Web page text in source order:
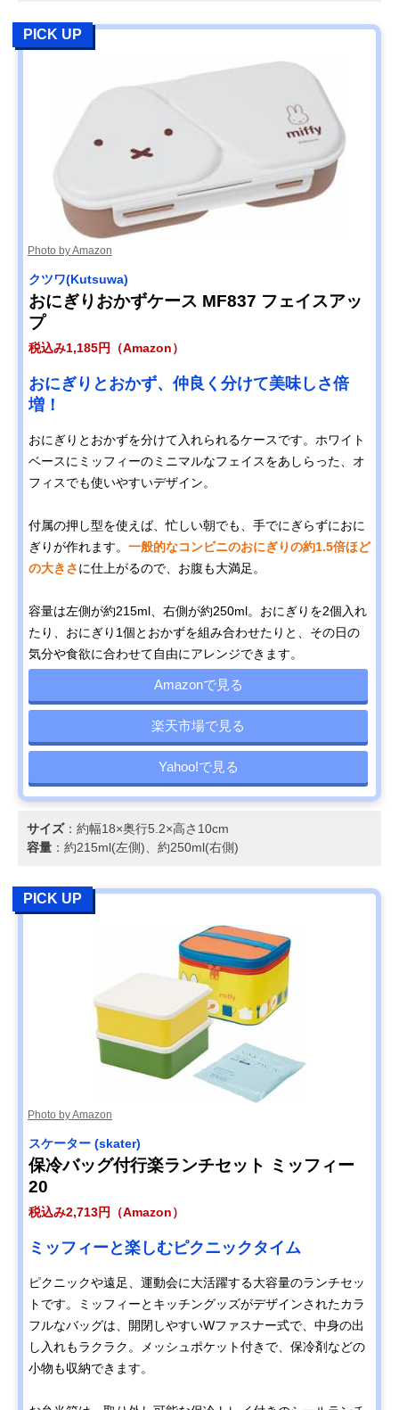
PICK UP
Photo by Amazon
クツワ(Kutsuwa)
おにぎりおかずケース MF837 フェイスアッ
プ
税込み1,185円（Amazon）
おにぎりとおかず、仲良く分けて美味しさ倍
増！
おにぎりとおかずを分けて入れられるケースです。ホワイト
ベースにミッフィーのミニマルなフェイスをあしらった、オ
フィスでも使いやすいデザイン。
付属の押し型を使えば、忙しい朝でも、手でにぎらずにおに
ぎりが作れます。 一般的なコンビニのおにぎりの約1.5倍ほど
の大きさに仕上がるので、お腹も大満足。
容量は左側が約215ml、右側が約250ml。おにぎりを2個入れ
たり、おにぎり1個とおかずを組み合わせたりと、その日の
気分や食欲に合わせて自由にアレンジできます。
Amazonで見る
楽天市場で見る
Yahoo!で見る
サイズ：約幅18×奥行5.2×高さ10cm
容量 ：約215ml(左側)、約250ml(右側)
PICK UP
Photo by Amazon
スケーター (skater)
保冷バッグ付行楽ランチセット ミッフィー
20
税込み2,713円（Amazon）
ミッフィーと楽しむピクニックタイム
ピクニックや遠足、運動会に大活躍する大容量のランチセッ
トです。ミッフィーとキッチングッズがデザインされたカラ
フルなバッグは、開閉しやすいWファスナー式で、中身の出
し入れもラクラク。メッシュポケット付きで、保冷剤などの
小物も収納できます。